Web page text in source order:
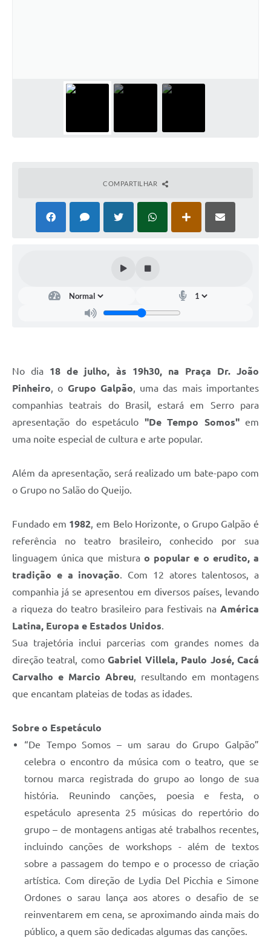
Emissão de Contracheque
Audiências Públicas
Telefones Úteis
Diário Oficial
Contratos, Convênios e Publicações MROSC
Ouvidoria Municipal
Contato
Listagem de Contribuintes Inscritos na Dívida Ativa do
Município
COMPARTILHAR
No dia 18 de julho, às 19h30, na Praça Dr. João
Pinheiro , o Grupo Galpão , uma das mais importantes
companhias teatrais do Brasil, estará em Serro para
apresentação do espetáculo "De Tempo Somos"em
uma noite especial de cultura e arte popular.
Além da apresentação, será realizado um bate-papo com
o Grupo no Salão do Queijo.
Fundado em 1982 , em Belo Horizonte, o Grupo Galpão é
referência no teatro brasileiro, conhecido por sua
linguagem única que mistura o popular e o erudito, a
tradição e a inovação . Com 12 atores talentosos, a
companhia já se apresentou em diversos países, levando
a riqueza do teatro brasileiro para festivais na América
Latina, Europa e Estados Unidos
Sua trajetória inclui parcerias com grandes nomes da
direção teatral, comoGabriel Villela, Paulo José, Cacá
Carvalho e Marcio Abreu , resultando em montagens
que encantam plateias de todas as idades.
Sobre o Espetáculo
“De Tempo Somos – um sarau do Grupo Galpão”
celebra o encontro da música com o teatro, que se
tornou marca registrada do grupo ao longo de sua
história. Reunindo canções, poesia e festa, o
espetáculo apresenta 25 músicas do repertório do
grupo – de montagens antigas até trabalhos recentes,
incluindo canções de workshops - além de textos
sobre a passagem do tempo e o processo de criação
artística. Com direção de Lydia Del Picchia e Simone
Ordones o sarau lança aos atores o desafio de se
reinventarem em cena, se aproximando ainda mais do
público, a quem são dedicadas algumas das canções.